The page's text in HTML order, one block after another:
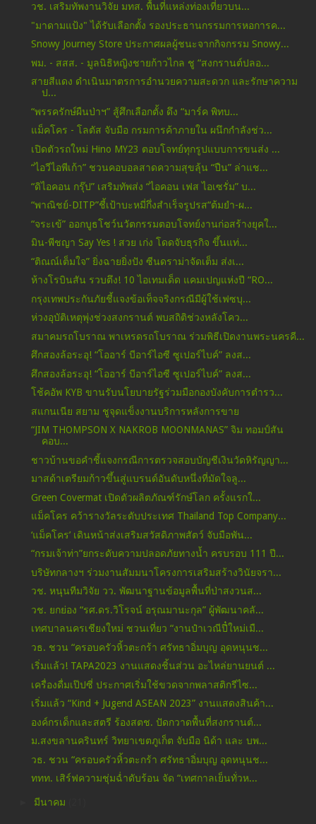
วช. เสริมทัพงานวิจัย มทส. พื้นที่แหล่งท่องเที่ยวบน...
"มาดามแป้ง" ได้รับเลือกตั้ง รองประธานกรรมการหอการค...
Snowy Journey Store ประกาศผลผู้ชนะจากกิจกรรม Snowy...
พม. - สสส. - มูลนิธิหญิงชายก้าวไกล ชู “สงกรานต์ปลอ...
สายสีแดง ดำเนินมาตรการอำนวยความสะดวก และรักษาความ
ป...
“พรรครักษ์ผืนป่าฯ” สู้ศึกเลือกตั้ง ดึง “มาร์ค พิทบ...
แม็คโคร - โลตัส จับมือ กรมการค้าภายใน ผนึกกำลังช่ว...
เปิดตัวรถใหม่ Hino MY23 ตอบโจทย์ทุกรูปแบบการขนส่ง ...
“ไอวีไอพีเก้า” ชวนคอบอลสาดความสุขลุ้น “ปืน” ล่าแช...
“ดิไอคอน กรุ๊ป” เสริมทัพส่ง “ไอคอน เฟส ไอเซรั่ม” บ...
“พาณิชย์-DITP”ชี้เป้าบะหมี่กึ่งสำเร็จรูปรส“ต้มยำ-ผ...
“จระเข้” ออกบูธโชว์นวัตกรรมตอบโจทย์งานก่อสร้างยุคใ...
มิน-พีชญา Say Yes ! สวย เก่ง โดดจับธุรกิจ ขึ้นแท่...
“ติณณ์เต็มใจ” ยิ่งฉายยิ่งปัง ซีนดราม่าจัดเต็ม ส่งเ...
ห้างโรบินสัน รวบตึง! 10 ไอเทมเด็ด แคมเปญแห่งปี “RO...
กรุงเทพประกันภัยชี้แจงข้อเท็จจริงกรณีมีผู้ใช้เฟซบุ...
ห่วงอุบัติเหตุพุ่งช่วงสงกรานต์ พบสถิติช่วงหลังโคว...
สมาคมรถโบราณ พาเหรดรถโบราณ ร่วมพิธีเปิดงานพระนครคี...
ศึกสองล้อระอุ! “โออาร์ บีอาร์ไอซี ซูเปอร์ไบค์” ลงส...
ศึกสองล้อระอุ! “โออาร์ บีอาร์ไอซี ซูเปอร์ไบค์” ลงส...
โช้คอัพ KYB ขานรับนโยบายรัฐร่วมมือกองบังคับการตำรว...
สแกนเนีย สยาม ชูจุดแข็งงานบริการหลังการขาย
“JIM THOMPSON X NAKROB MOONMANAS” จิม ทอมป์สัน
คอบ...
ชาวบ้านขอคำชี้แจงกรณีการตรวจสอบบัญชีเงินวัดหิรัญญา...
มาสด้าเตรียมก้าวขึ้นสู่แบรนด์อันดับหนึ่งที่มัดใจลู...
Green Covermat เปิดตัวผลิตภัณฑ์รักษ์โลก ครั้งแรกใ...
แม็คโคร คว้ารางวัลระดับประเทศ Thailand Top Company...
‘แม็คโคร’ เดินหน้าส่งเสริมสวัสดิภาพสัตว์ จับมือพัน...
“กรมเจ้าท่า”ยกระดับความปลอดภัยทางน้ำ ครบรอบ 111 ปี...
บริษัทกลางฯ ร่วมงานสัมมนาโครงการเสริมสร้างวินัยจรา...
วช. หนุนทีมวิจัย วว. พัฒนาฐานข้อมูลพื้นที่ป่าสงวนส...
วช. ยกย่อง “รศ.ดร.วิโรจน์ อรุณมานะกุล” ผู้พัฒนาคลั...
เทศบาลนครเชียงใหม่ ชวนเที่ยว “งานป๋าเวณีปี๋ใหม่เมื...
วธ. ชวน “ครอบครัวหิ้วตะกร้า ศรัทธาอิ่มบุญ อุดหนุนช...
เริ่มแล้ว! TAPA2023 งานแสดงชิ้นส่วน อะไหล่ยานยนต์ ...
เครื่องดื่มเป๊ปซี่ ประกาศเริ่มใช้ขวดจากพลาสติกรีไซ...
เริ่มแล้ว “Kind + Jugend ASEAN 2023” งานแสดงสินค้า...
องค์กรเด็กและสตรี ร้องสตช. ปัดกวาดพื้นที่สงกรานต์...
ม.สงขลานครินทร์ วิทยาเขตภูเก็ต จับมือ นิด้า และ บพ...
วธ. ชวน “ครอบครัวหิ้วตะกร้า ศรัทธาอิ่มบุญ อุดหนุนช...
ททท. เสิร์ฟความชุ่มฉ่ำดับร้อน จัด “เทศกาลเย็นทั่วห...
มีนาคม